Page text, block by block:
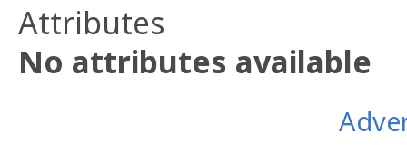
Attributes
No attributes available